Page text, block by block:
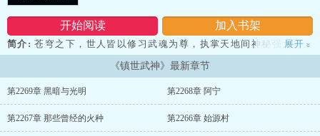
开始阅读 加入书架
简介: 苍穹之下，世人皆以修习武魂为尊，执掌天地间神秘强大的力
量。 凤凰武魂，不死不灭！天刀武魂，抽刀断海！ 岁月武魂，逆
转千秋！天弈武魂，落子杀人！ …… 获得一尊强大的武魂，是武
者一生的追求。 斗苍天，破乾坤，镇压世间一切敌，何其壮
界……...
展开 »
《镇世武神》最新章节
第2269章 黑暗与光明 第2268章 阿宁
第2267章 那些曾经的火种 第2266章 始源村